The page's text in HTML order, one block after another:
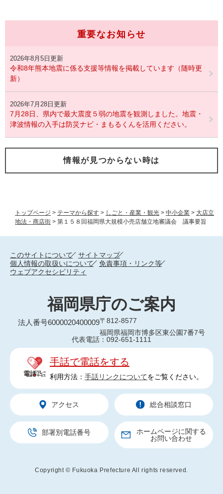
トップページ > テーマから探す > しごと・産業・観光 > 中小企業 > 大店立
地法・商店街 > 第１５８回福岡県大規模小売店舗立地審議会 議事要旨
重要なお知らせ
2026年8月5日更新
令和8年熊本地震に係る支援等情報を掲載しています（随時更
新）
2026年7月28日更新
7月28日、県内で最大震度５弱の地震を観測しました。地震・
津波情報の入手は防災ナビ・まもるくんを活用ください。
情報が見つからない時は
このサイトについて
サイトマップ
個人情報の取扱いについて
免責事項・リンク等
ウェブアクセシビリティ
福岡県庁のご案内
法人番号6000020400009〒812-8577
福岡県福岡市博多区東公園7番7号
代表電話：092-651-1111
手話で電話をする
利用方法： 手話リンクについてをご覧ください。
アクセス 総合相談窓口
部署別電話番号
ホームページに関する
お問い合わせ
Copyright © Fukuoka Prefecture All rights reserved.